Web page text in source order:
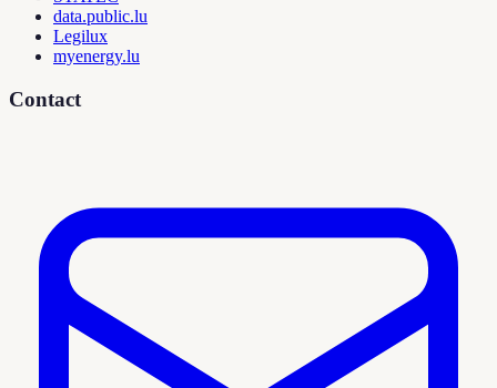
data.public.lu
Legilux
myenergy.lu
Contact